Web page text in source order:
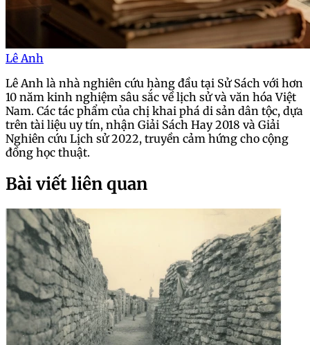
Lê Anh
Lê Anh là nhà nghiên cứu hàng đầu tại Sử Sách với hơn
10 năm kinh nghiệm sâu sắc về lịch sử và văn hóa Việt
Nam. Các tác phẩm của chị khai phá di sản dân tộc, dựa
trên tài liệu uy tín, nhận Giải Sách Hay 2018 và Giải
Nghiên cứu Lịch sử 2022, truyền cảm hứng cho cộng
đồng học thuật.
Bài viết liên quan